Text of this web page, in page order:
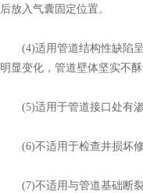
后放入气囊固定位置。
(4)适用管道结构性缺陷呈
明显变化，管道壁体坚实不
(5)适用于管道接口处有渗
(6)不适用于检查井损坏
(7)不适用与管道基础断裂